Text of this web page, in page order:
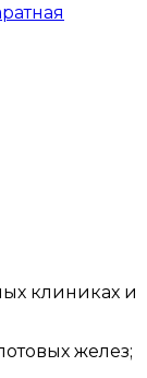
клиниках и
желез;